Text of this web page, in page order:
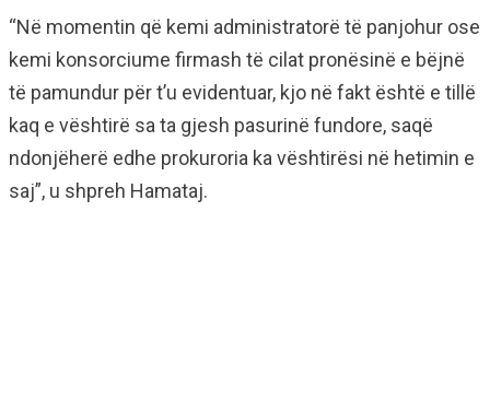
“Në momentin që kemi administratorë të panjohur ose
kemi konsorciume firmash të cilat pronësinë e bëjnë
të pamundur për t’u evidentuar, kjo në fakt është e tillë
kaq e vështirë sa ta gjesh pasurinë fundore, saqë
ndonjëherë edhe prokuroria ka vështirësi në hetimin e
saj”, u shpreh Hamataj.